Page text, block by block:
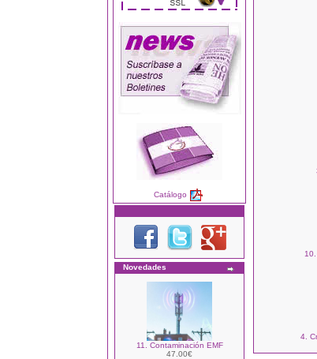
Catálogo
Novedades
11. Contaminación EMF
47.00€
4.